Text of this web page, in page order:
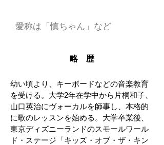
愛称は「慎ちゃん」など
略 歴
幼い頃より、キーボードなどの音楽教育
を受ける。大学2年在学中から片桐和子、
山口英治にヴォーカルを師事し、本格的
に歌のレッスンを始める。大学卒業後、
東京ディズニーランドのスモールワール
ド・ステージ「キッズ・オブ・ザ・キン